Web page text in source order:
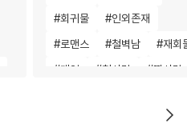
#회귀물 #인외존재
#로맨스 #철벽남 #재회
#게임 #첫사랑 #짝사랑